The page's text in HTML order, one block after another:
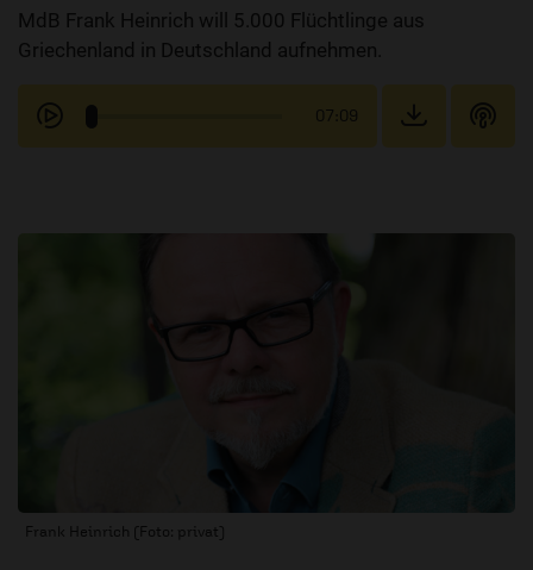
MdB Frank Heinrich will 5.000 Flüchtlinge aus
Griechenland in Deutschland aufnehmen.
07:09
Frank Heinrich (Foto: privat)